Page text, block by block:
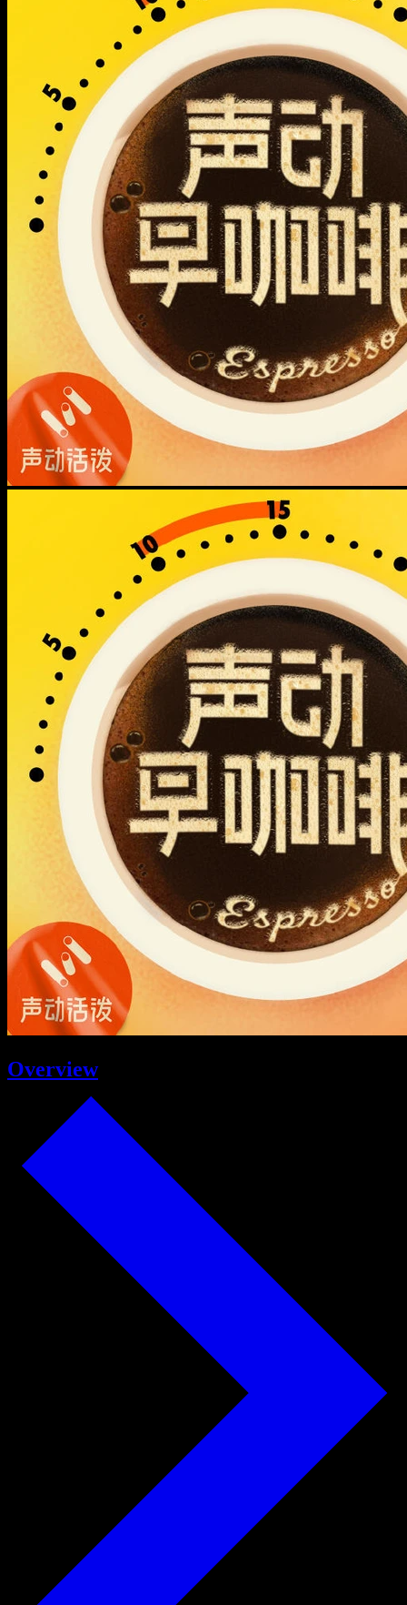
Overview